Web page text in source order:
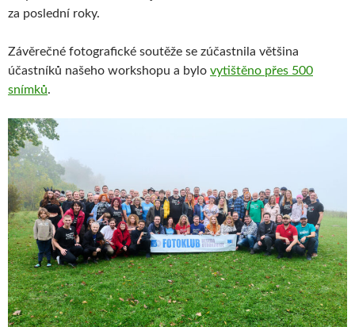
za poslední roky.
Závěrečné fotografické soutěže se zúčastnila většina
účastníků našeho workshopu a bylo vytištěno přes 500
snímků.